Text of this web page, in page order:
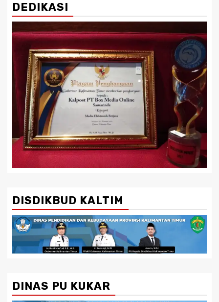
DEDIKASI
DISDIKBUD KALTIM
DINAS PU KUKAR